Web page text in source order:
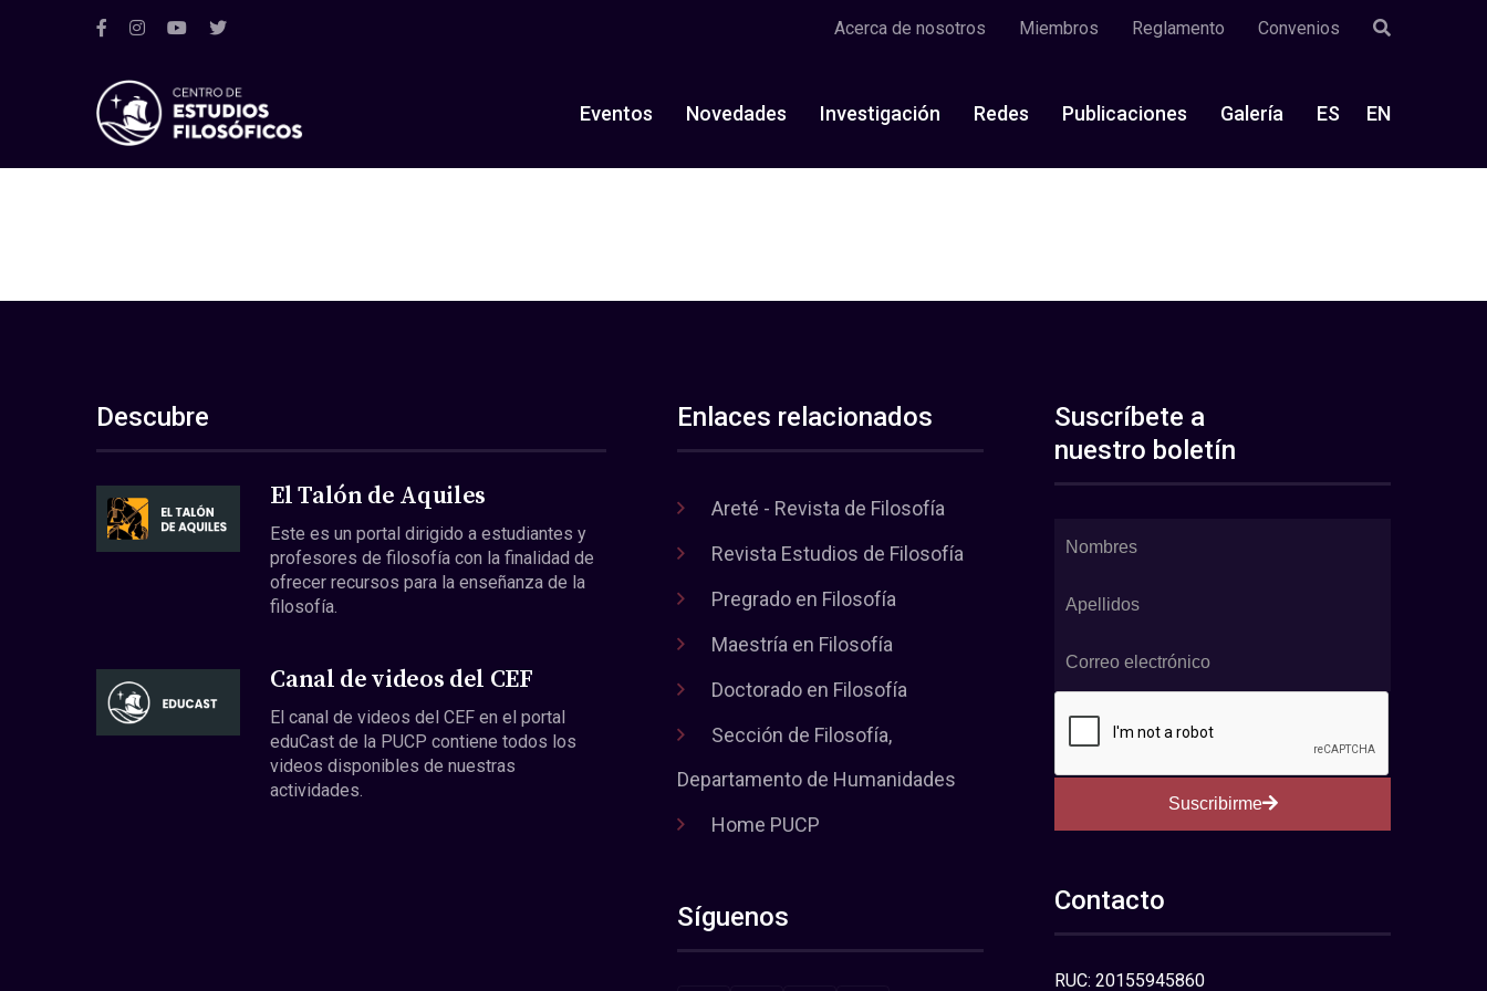
Acerca de nosotros Miembros Reglamento Convenios
Eventos Novedades Investigación Redes Publicaciones Galería ES EN
Descubre
El Talón de Aquiles
Este es un portal dirigido a estudiantes y
profesores de filosofía con la finalidad de
ofrecer recursos para la enseñanza de la
filosofía.
Canal de videos del CEF
El canal de videos del CEF en el portal
eduCast de la PUCP contiene todos los
videos disponibles de nuestras
actividades.
Enlaces relacionados
Areté - Revista de Filosofía
Revista Estudios de Filosofía
Pregrado en Filosofía
Maestría en Filosofía
Doctorado en Filosofía
Sección de Filosofía,
Departamento de Humanidades
Home PUCP
Síguenos
Suscríbete a
nuestro boletín
Suscribirme
Contacto
RUC: 20155945860